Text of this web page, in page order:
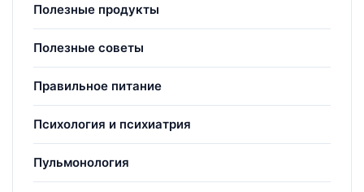
Полезные продукты
Полезные советы
Правильное питание
Психология и психиатрия
Пульмонология